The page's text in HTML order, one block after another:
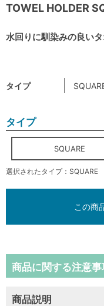
TOWEL HOLDER
水回りに馴染みの良い
タイプ
タイプ
SQUARE
選択されたタイプ：SQUARE
この商
商品説明
商品に関する注意事